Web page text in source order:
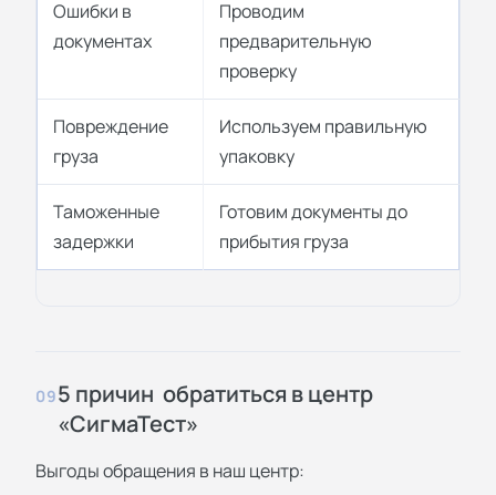
Ошибки в
документах
Проводим
предварительную
проверку
Повреждение
груза
Используем правильную
упаковку
Таможенные
задержки
Готовим документы до
прибытия груза
095 причин обратиться в центр
«СигмаТест»
Выгоды обращения в наш центр: